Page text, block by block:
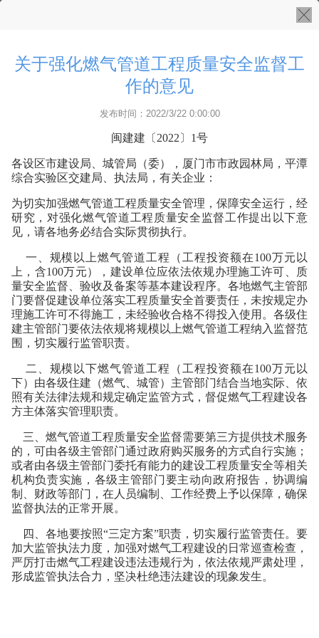
关于强化燃气管道工程质量安全监督工
作的意见
发布时间：2022/3/22 0:00:00
闽建建〔2022〕1号
各设区市建设局、城管局（委），厦门市市政园林局，平潭
综合实验区交建局、执法局，有关企业：
为切实加强燃气管道工程质量安全管理，保障安全运行，经
研究，对强化燃气管道工程质量安全监督工作提出以下意
见，请各地务必结合实际贯彻执行。
一、规模以上燃气管道工程（工程投资额在100万元以
上，含100万元），建设单位应依法依规办理施工许可、质
量安全监督、验收及备案等基本建设程序。各地燃气主管部
门要督促建设单位落实工程质量安全首要责任，未按规定办
理施工许可不得施工，未经验收合格不得投入使用。各级住
建主管部门要依法依规将规模以上燃气管道工程纳入监督范
围，切实履行监管职责。
二、规模以下燃气管道工程（工程投资额在100万元以
下）由各级住建（燃气、城管）主管部门结合当地实际、依
照有关法律法规和规定确定监管方式，督促燃气工程建设各
方主体落实管理职责。
三、燃气管道工程质量安全监督需要第三方提供技术服务
的，可由各级主管部门通过政府购买服务的方式自行实施；
或者由各级主管部门委托有能力的建设工程质量安全等相关
机构负责实施，各级主管部门要主动向政府报告，协调编
制、财政等部门，在人员编制、工作经费上予以保障，确保
监督执法的正常开展。
四、各地要按照“三定方案”职责，切实履行监管责任。要
加大监管执法力度，加强对燃气工程建设的日常巡查检查，
严厉打击燃气工程建设违法违规行为，依法依规严肃处理，
形成监管执法合力，坚决杜绝违法建设的现象发生。